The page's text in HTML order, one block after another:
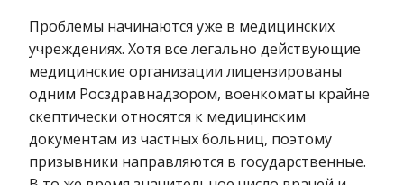
Проблемы начинаются уже в медицинских
учреждениях. Хотя все легально действующие
медицинские организации лицензированы
одним Росздравнадзором, военкоматы крайне
скептически относятся к медицинским
документам из частных больниц, поэтому
призывники направляются в государственные.